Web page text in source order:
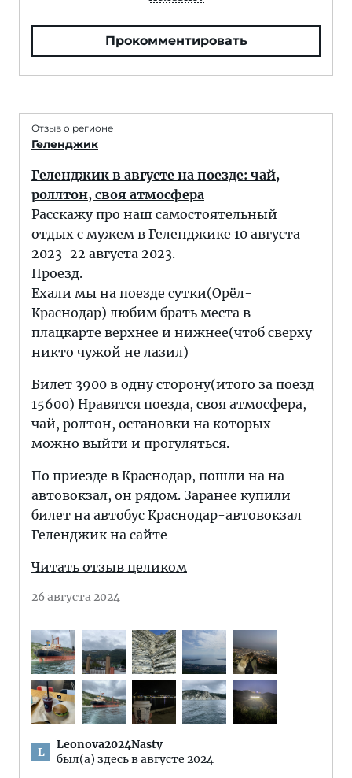
Прокомментировать
Отзыв о регионе
Геленджик
Геленджик в августе на поезде: чай,
роллтон, своя атмосфера
Расскажу про наш самостоятельный
отдых с мужем в Геленджике 10 августа
2023-22 августа 2023.
Проезд.
Ехали мы на поезде сутки(Орёл-
Краснодар) любим брать места в
плацкарте верхнее и нижнее(чтоб сверху
никто чужой не лазил)
Билет 3900 в одну сторону(итого за поезд
15600) Нравятся поезда, своя атмосфера,
чай, ролтон, остановки на которых
можно выйти и прогуляться.
По приезде в Краснодар, пошли на на
автовокзал, он рядом. Заранее купили
билет на автобус Краснодар-автовокзал
Геленджик на сайте
Читать отзыв целиком
26 августа 2024
L
Leonova2024Nasty
был(а) здесь в августе 2024